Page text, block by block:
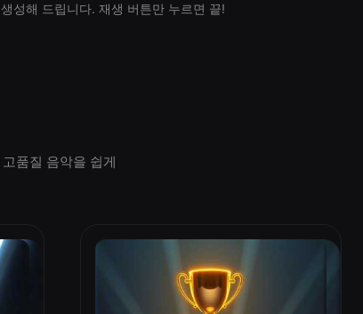
성해 드립니다. 재생 버튼만 누르면 끝!
품질 음악을 쉽게